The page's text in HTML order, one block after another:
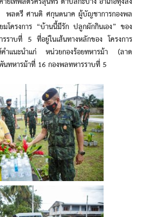
พลตรี ศานติ ศกุนตนาค ผู้บัญชาการกองพล
โครงการ “บ้านนี้มีรัก ปลูกผักกินเอง” ของ
ราบที่ 5 ที่อยู่ในเส้นทางหลักของ โครงการ
ำแนะนำแก่ หน่วยกองร้อยทหารม้า (ลาด
นทหารม้าที่ 16 กองพลทหารราบที่ 5